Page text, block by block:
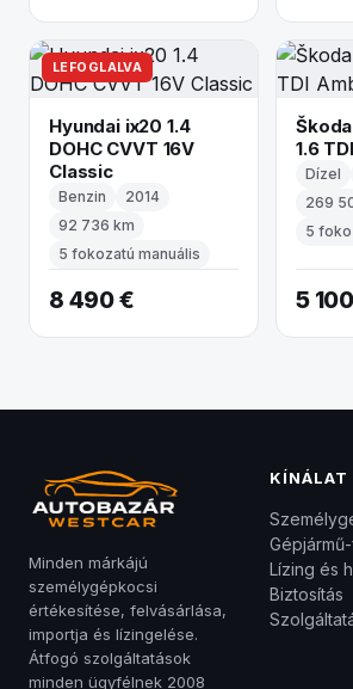
LEFOGLALVA
Hyundai ix20 1.4
DOHC CVVT 16V
Classic
Benzin
2014
92 736 km
5 fokozatú manuális
8 490 €
1.6
Dízel
269
5
5
Minden márkájú
személygépkocsi
értékesítése, felvásárlása,
importja és lízingelése.
Átfogó szolgáltatások
minden ügyfélnek 2008
KÍNÁLAT
Lízing és
Biztosítás